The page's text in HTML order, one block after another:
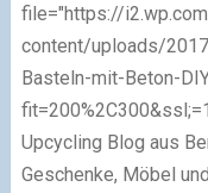
file="https://
content/uploads/
Basteln-mit-Beton-
Upcycling Blog aus
Geschenke, Möbel